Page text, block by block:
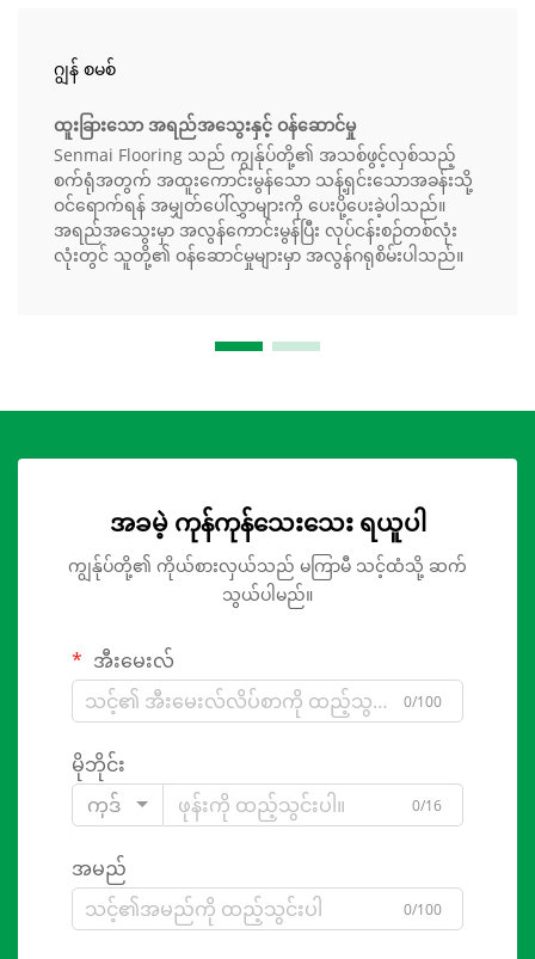
ဂျွန် စမစ်
ထူးခြားသော အရည်အသွေးနှင့် ဝန်ဆောင်မှု
Senmai Flooring သည် ကျွန်ုပ်တို့၏ အသစ်ဖွင့်လှစ်သည့်
စက်ရုံအတွက် အထူးကောင်းမွန်သော သန့်ရှင်းသောအခန်းသို့
ဝင်ရောက်ရန် အမျှတ်ပေါ်လွှာများကို ပေးပို့ပေးခဲ့ပါသည်။
အရည်အသွေးမှာ အလွန်ကောင်းမွန်ပြီး လုပ်ငန်းစဉ်တစ်လုံး
လုံးတွင် သူတို့၏ ဝန်ဆောင်မှုများမှာ အလွန်ဂရုစိမ်းပါသည်။
အခမဲ့ ကုန်ကုန်သေးသေး ရယူပါ
ကျွန်ုပ်တို့၏ ကိုယ်စားလှယ်သည် မကြာမီ သင့်ထံသို့ ဆက်
သွယ်ပါမည်။
အီးမေးလ်
0/100
မိုဘိုင်း
ကုဒ်
0/16
အမည်
0/100